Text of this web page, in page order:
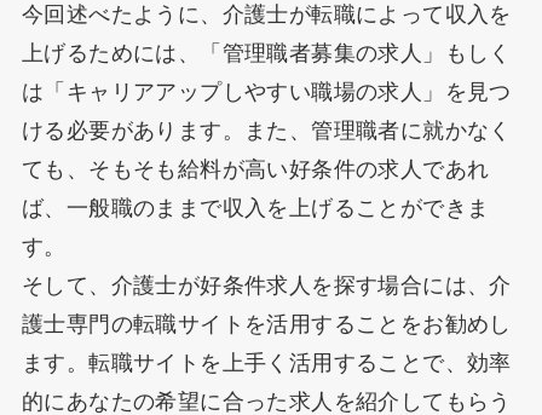
今回述べたように、介護士が転職によって収入を
上げるためには、「管理職者募集の求人」もしく
は「キャリアアップしやすい職場の求人」を見つ
ける必要があります。また、管理職者に就かなく
ても、そもそも給料が高い好条件の求人であれ
ば、一般職のままで収入を上げることができま
す。
そして、介護士が好条件求人を探す場合には、介
護士専門の転職サイトを活用することをお勧めし
ます。転職サイトを上手く活用することで、効率
的にあなたの希望に合った求人を紹介してもらう